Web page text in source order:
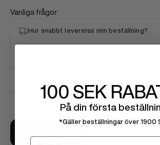
Vanliga frågor
Hur snabbt levereras min beställning?
Hur väljer jag rätt storlek?
100 SEK
På din första
*Gäller beställningar över 1900
Email